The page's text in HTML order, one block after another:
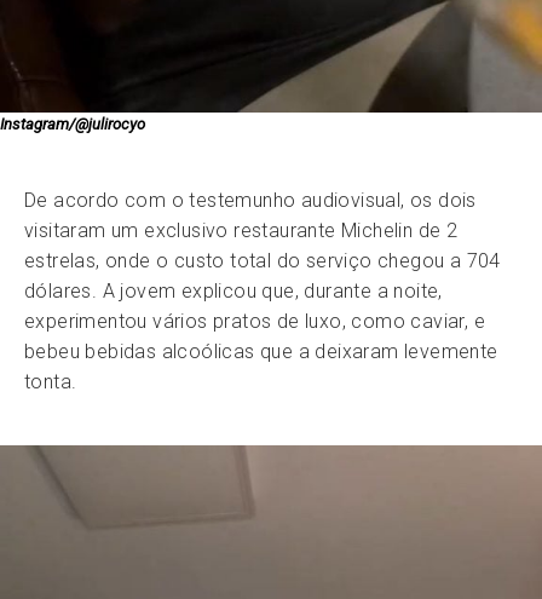
Instagram/@julirocyo
De acordo com o testemunho audiovisual, os dois
visitaram um exclusivo restaurante Michelin de 2
estrelas, onde o custo total do serviço chegou a 704
dólares. A jovem explicou que, durante a noite,
experimentou vários pratos de luxo, como caviar, e
bebeu bebidas alcoólicas que a deixaram levemente
tonta.